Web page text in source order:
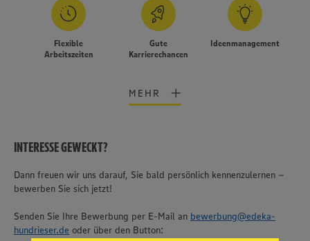
Wir setzen Cookies und andere Technologien ein, um Ihnen
ein bestmögliches Nutzungserlebnis unserer Website zu
Website zu personalisieren und Ihnen möglichst relevante
Inhalte anzubieten. Ihre Einwilligung in die Nutzung von
Cookies und anderer Technologien ist freiwillig und kann
Flexible
Arbeitszeiten
Gute
Karrierechancen
Ideenmanagement
MEHR
INTERESSE GEWECKT?
Dann freuen wir uns darauf, Sie bald persönlich kennenzulernen –
bewerben Sie sich jetzt!
Senden Sie Ihre Bewerbung per E-Mail an bewerbung@edeka-
hundrieser.de oder über den Button: